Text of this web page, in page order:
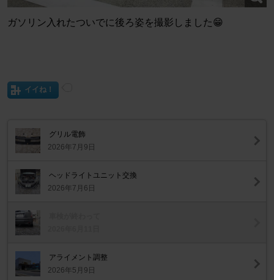
ガソリン入れたついでに後ろ姿を撮影しました😁
イイね！
グリル電飾
2026年7月9日
ヘッドライトユニット交換
2026年7月6日
アライメント調整
2026年5月9日